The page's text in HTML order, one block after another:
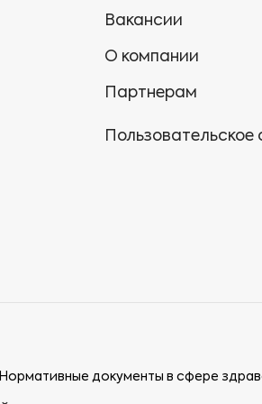
Вакансии
О компании
Партнерам
Нормативные документы в сфере